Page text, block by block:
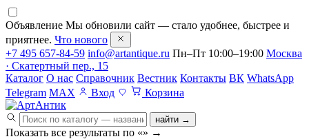
Объявление Мы обновили сайт — стало удобнее, быстрее и
приятнее. Что нового
+7 495 657-84-59 info@artantique.ru Пн–Пт 10:00–19:00 Москва
· Скатертный пер., 15
Каталог О нас Справочник Вестник Контакты ВК WhatsApp
Telegram MAX Вход Корзина
найти →
Показать все результаты по «» →